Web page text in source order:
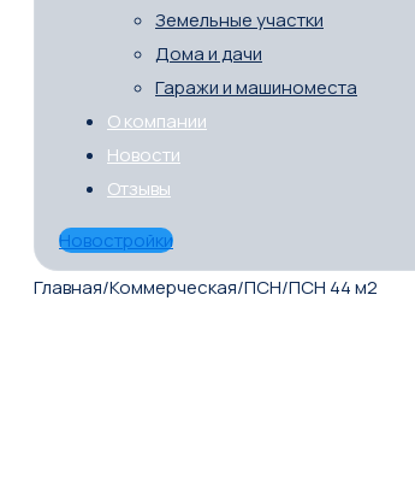
Земельные участки
Дома и дачи
Гаражи и машиноместа
О компании
Новости
Отзывы
Новостройки
Главная/Коммерческая/ПСН/ПСН 44 м2